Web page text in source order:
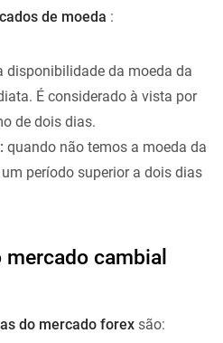
de moeda :
disponibilidade da moeda da
É considerado à vista por
de dois dias.
quando não temos a moeda da
período superior a dois dias
cambial
do mercado forex são: